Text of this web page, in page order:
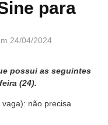
para
24/04/2024
possui as seguintes
(24).
vaga): não precisa